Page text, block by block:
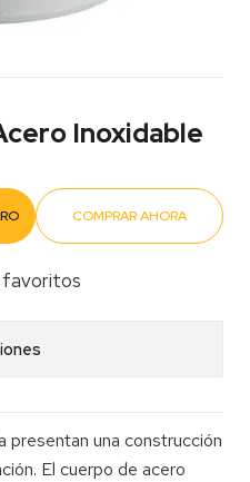
Inoxidable
COMPRAR AHORA
favoritos
presentan una construcción
El cuerpo de acero